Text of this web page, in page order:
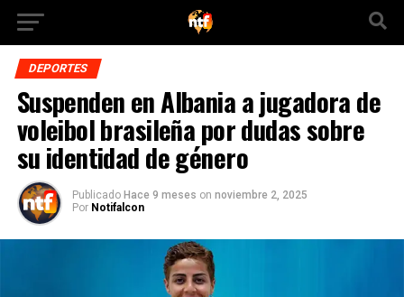
DEPORTES
Suspenden en Albania a jugadora de
voleibol brasileña por dudas sobre
su identidad de género
Publicado Hace 9 meses on noviembre 2, 2025
Por Notifalcon